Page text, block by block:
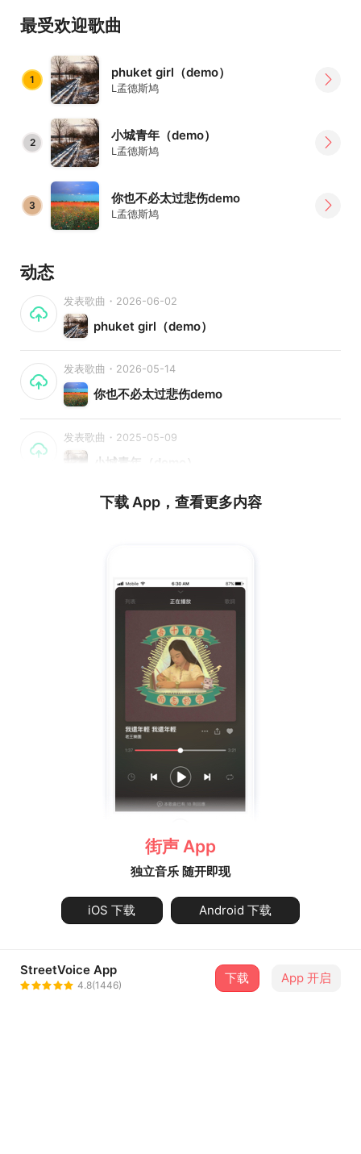
最受欢迎歌曲
1 phuket girl（demo）
L孟德斯鸠
2 小城青年（demo）
L孟德斯鸠
3 你也不必太过悲伤demo
L孟德斯鸠
动态
发表歌曲・2026-06-02
phuket girl（demo）
发表歌曲・2026-05-14
你也不必太过悲伤demo
发表歌曲・2025-05-09
小城青年（demo）
下载 App，查看更多内容
街声 App
独立音乐 随开即现
iOS 下载 Android 下载
StreetVoice App
4.8(1446) 下载 App 开启